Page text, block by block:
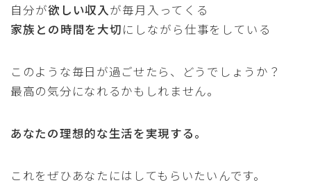
自分が欲しい収入が毎月入ってくる
家族との時間を大切にしながら仕事をしている
このような毎日が過ごせたら、どうでしょうか？
最高の気分になれるかもしれません。
あなたの理想的な生活を実現する。
これをぜひあなたにはしてもらいたいんです。